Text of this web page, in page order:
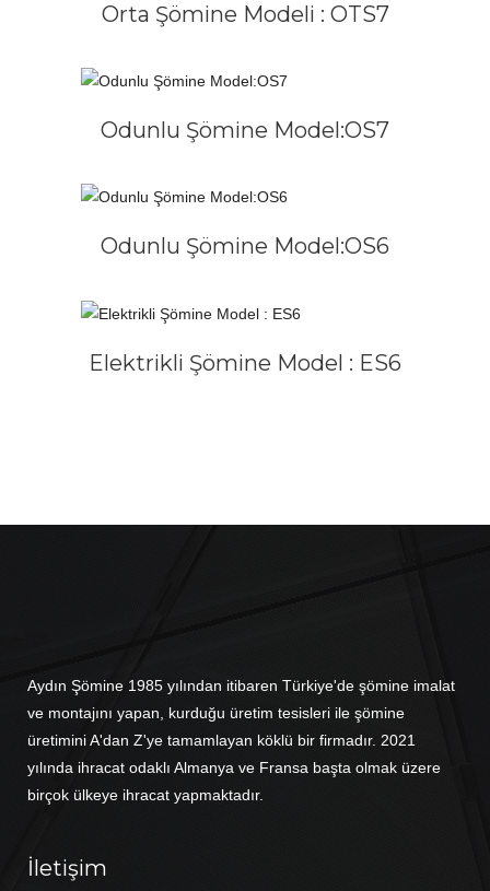
Orta Şömine Modeli : OTS7
Odunlu Şömine Model:OS7
Odunlu Şömine Model:OS6
Elektrikli Şömine Model : ES6
Aydın Şömine 1985 yılından itibaren Türkiye'de şömine imalat
ve montajını yapan, kurduğu üretim tesisleri ile şömine
üretimini A'dan Z'ye tamamlayan köklü bir firmadır. 2021
yılında ihracat odaklı Almanya ve Fransa başta olmak üzere
birçok ülkeye ihracat yapmaktadır.
İletişim